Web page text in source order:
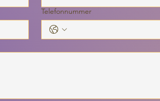
Telefonnummer